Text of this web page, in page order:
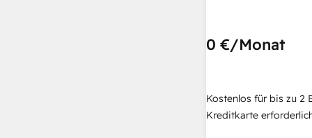
0 €/Monat
Kostenlos für bis zu 2
Kreditkarte